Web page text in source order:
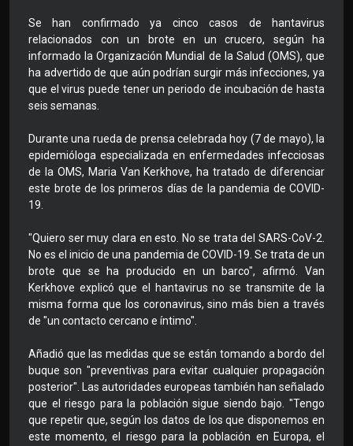
Se han confirmado ya cinco casos de hantavirus
relacionados con un brote en un crucero, según ha
informado la Organización Mundial de la Salud (OMS), que
ha advertido de que aún podrían surgir más infecciones, ya
que el virus puede tener un periodo de incubación de hasta
seis semanas.
Durante una rueda de prensa celebrada hoy (7 de mayo), la
epidemióloga especializada en enfermedades infecciosas
de la OMS, Maria Van Kerkhove, ha tratado de diferenciar
este brote de los primeros días de la pandemia de COVID-
19.
"Quiero ser muy clara en esto. No se trata del SARS-CoV-2.
No es el inicio de una pandemia de COVID-19. Se trata de un
brote que se ha producido en un barco", afirmó. Van
Kerkhove explicó que el hantavirus no se transmite de la
misma forma que los coronavirus, sino más bien a través
de "un contacto cercano e íntimo".
Añadió que las medidas que se están tomando a bordo del
buque son "preventivas para evitar cualquier propagación
posterior". Las autoridades europeas también han señalado
que el riesgo para la población sigue siendo bajo. "Tengo
que repetir que, según los datos de los que disponemos en
este momento, el riesgo para la población en Europa, el